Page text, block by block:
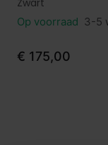
Zwart
Op voorraad 3-5
€ 175,00